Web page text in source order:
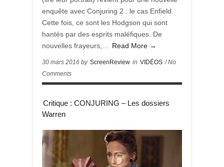
enquête avec Conjuring 2 : le cas Enfield.
Cette fois, ce sont les Hodgson qui sont
hantés par des esprits maléfiques. De
nouvelles frayeurs,…
Read More →
30 mars 2016 by ScreenReview in VIDÉOS / No
Comments
Critique : CONJURING – Les dossiers
Warren